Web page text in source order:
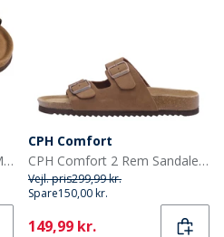
CPH Comfort Toesandaler Mørkebrun
CPH Comfort
CPH Comfort 2 Rem Sandaler Camel
Vejl. pris299,99 kr.
Spare150,00 kr.
Current
149,99 kr.